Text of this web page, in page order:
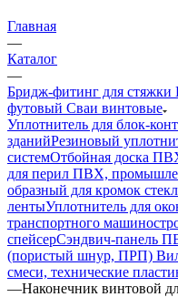
Главная
—
Каталог
—
Бридж-фитинг для стяжки
футовый Сваи винтовые
Уплотнитель для блок-
зданийРезиновый
системОтбойная доска
для перил ПВХ,
образный для кромок
лентыУплотнитель для
транспортного
спейсерСэндвич-панель
(пористый шнур, ПРП)
смеси, технические
—Наконечник винтовой